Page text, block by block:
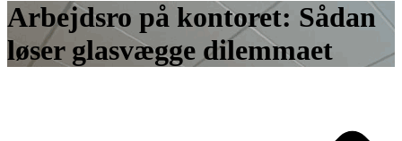
Arbejdsro på kontoret: Sådan
løser glasvægge dilemmaet